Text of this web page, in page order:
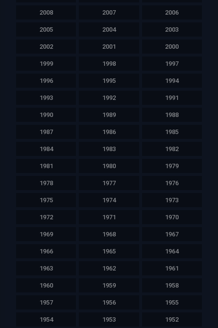
2008 2007 2006
2005 2004 2003
2002 2001 2000
1999 1998 1997
1996 1995 1994
1993 1992 1991
1990 1989 1988
1987 1986 1985
1984 1983 1982
1981 1980 1979
1978 1977 1976
1975 1974 1973
1972 1971 1970
1969 1968 1967
1966 1965 1964
1963 1962 1961
1960 1959 1958
1957 1956 1955
1954 1953 1952